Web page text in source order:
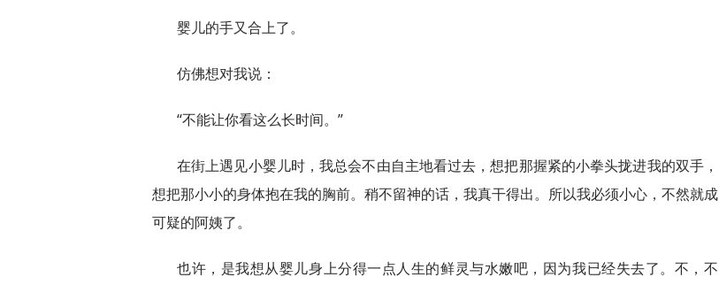
婴儿的手又合上了。
仿佛想对我说：
“不能让你看这么长时间。”
在街上遇见小婴儿时，我总会不由自主地看过去，想把那握紧的小拳头拢进我的双手，
想把那小小的身体抱在我的胸前。稍不留神的话，我真干得出。所以我必须小心，不然就成
可疑的阿姨了。
也许，是我想从婴儿身上分得一点人生的鲜灵与水嫩吧，因为我已经失去了。不，不